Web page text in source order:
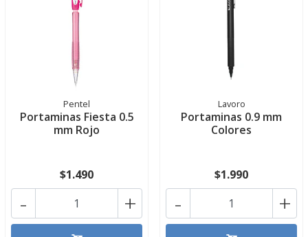
Pentel
Portaminas Fiesta 0.5
mm Rojo
$1.490
+
-
Lavoro
Portaminas 0.9 mm
Colores
$1.990
+
-